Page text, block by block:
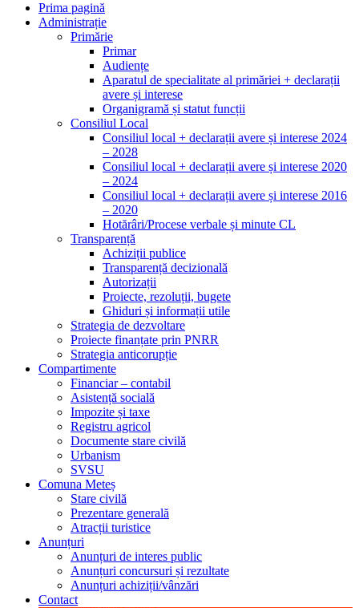
Prima pagină
Administrație
Primărie
Primar
Audiențe
Aparatul de specialitate al primăriei + declarații
avere și interese
Organigramă și statut funcții
Consiliul Local
Consiliul local + declarații avere și interese 2024
– 2028
Consiliul local + declarații avere și interese 2020
– 2024
Consiliul local + declarații avere și interese 2016
– 2020
Hotărâri/Procese verbale și minute CL
Transparență
Achiziții publice
Transparență decizională
Autorizații
Proiecte, rezoluții, bugete
Ghiduri și informații utile
Strategia de dezvoltare
Proiecte finanțate prin PNRR
Strategia anticorupție
Compartimente
Financiar – contabil
Asistență socială
Impozite și taxe
Registru agricol
Documente stare civilă
Urbanism
SVSU
Comuna Meteș
Stare civilă
Prezentare generală
Atracții turistice
Anunțuri
Anunțuri de interes public
Anunțuri concursuri și rezultate
Anunțuri achiziții/vânzări
Contact